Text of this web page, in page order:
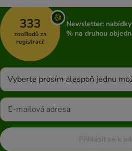
333
zooBodů za
registraci!
Newsletter:
% na druhou
Vyberte prosím alespoň jednu
Přihlásit se k